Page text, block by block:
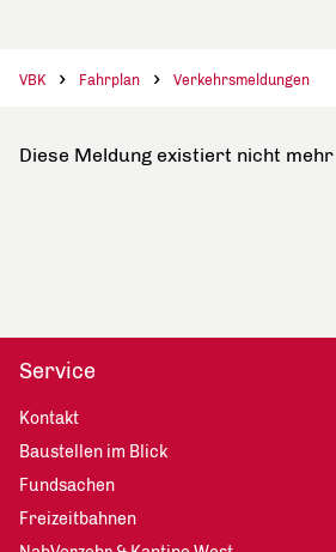
VBK Fahrplan Verkehrsmeldungen
Diese Meldung existiert nicht mehr
Service
Kontakt
Baustellen im Blick
Fundsachen
Freizeitbahnen